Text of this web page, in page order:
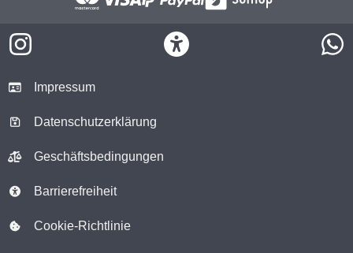
Impressum
Datenschutzerklärung
Geschäftsbedingungen
Barrierefreiheit
Cookie-Richtlinie